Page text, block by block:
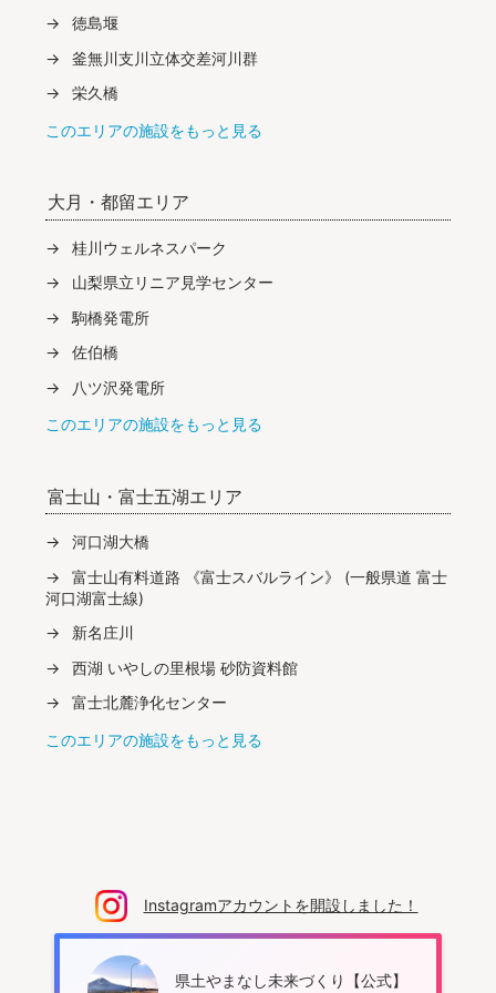
徳島堰
釜無川支川立体交差河川群
栄久橋
このエリアの施設をもっと見る
大月・都留エリア
桂川ウェルネスパーク
山梨県立リニア見学センター
駒橋発電所
佐伯橋
八ツ沢発電所
このエリアの施設をもっと見る
富士山・富士五湖エリア
河口湖大橋
富士山有料道路 《富士スバルライン》 (一般県道 富士
河口湖富士線)
新名庄川
西湖 いやしの里根場 砂防資料館
富士北麓浄化センター
このエリアの施設をもっと見る
Instagramアカウントを開設しました！
県土やまなし未来づくり【公式】